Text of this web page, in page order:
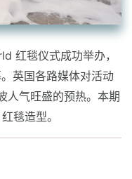
红毯仪式成功举办，
英国各路媒体对活动
人气旺盛的预热。本期
毯造型。